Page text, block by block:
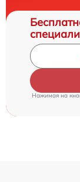
Нажимая на